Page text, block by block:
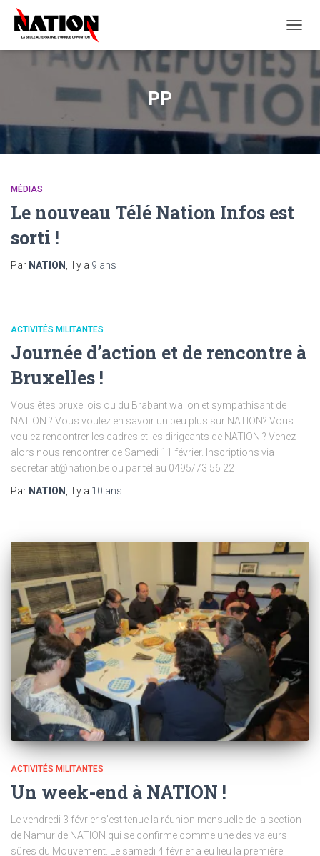
LA
PP
MÉDIAS
Le nouveau Télé Nation Infos est
sorti !
Par NATION , il y a 9 ans
ACTIVITÉS MILITANTES
Journée d’action et de rencontre à
Bruxelles !
Vous êtes bruxellois ou du Brabant wallon et sympathisant de
NATION ? Vous voulez en savoir un peu plus sur NATION? Vous
voulez rencontrer les cadres et les dirigeants de NATION ? Venez
alors nous rencontrer ce Samedi 11 février. Inscriptions via
secretariat@nation.be ou par tél au 0495/73 56 22
Par NATION , il y a 10 ans
ACTIVITÉS MILITANTES
Un week-end à NATION !
Le vendredi 3 février s’est tenue la réunion mensuelle de la section
de Namur de NATION qui se confirme comme une des valeurs
sûres du Mouvement. Le samedi 4 février a eu lieu la première